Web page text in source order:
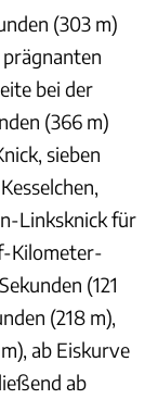
(303 m)
bei der
(366 m)
sieben
Linksknick für
Kilometer-
(121
(218 m),
ab Eiskurve
ab